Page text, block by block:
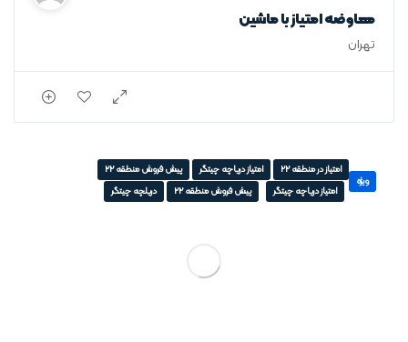
معاوضه امتیاز با ماشین
تهران
ویژه
امتیاز در منطقه 22 امتیاز دریاچه چیتگر
پیش فروش منطقه 22
امتیاز دریاچه چیتگر
پیش فروش منطقه 22 دریلچه چیتگر